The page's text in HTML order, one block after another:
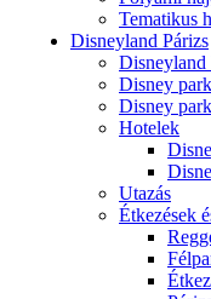
Tematikus
Disneyland Párizs
Disneyland
Disney
Disney
Hotelek
Utazás
Étkezések